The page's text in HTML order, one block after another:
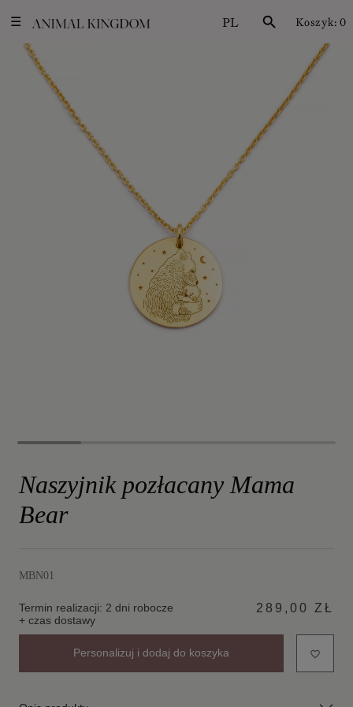
☰ PL search Koszyk: 0
Naszyjnik pozłacany Mama
Bear
MBN01
Termin realizacji: 2 dni robocze
+ czas dostawy
289,00 ZŁ
Personalizuj i dodaj do koszyka favorite_border